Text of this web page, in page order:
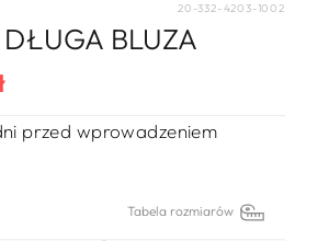
20-332-4203-1002
BLUZA
przed wprowadzeniem
Tabela rozmiarów